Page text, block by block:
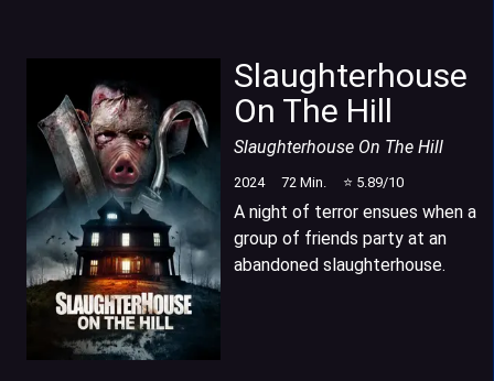
Slaughterhouse
On The Hill
Slaughterhouse On The Hill
2024 72 Min. ⭐ 5.89/10
A night of terror ensues when a
group of friends party at an
abandoned slaughterhouse.